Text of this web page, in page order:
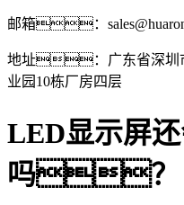
邮箱：
地址：广东省深圳
业园10栋厂房四层
LED显示屏
吗？